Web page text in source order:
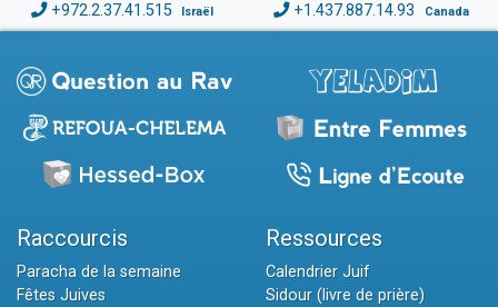
+972.2.37.41.515 Israël +1.437.887.14.93 Canada
Raccourcis
Paracha de la semaine
Fêtes Juives
Ressources
Calendrier Juif
Sidour (livre de prière)